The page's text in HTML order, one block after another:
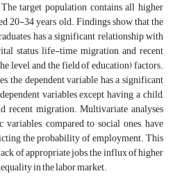
target population contains all higher
20-34 years old. Findings show that the
has a significant relationship with
status, life-time migration, and recent
level and the field of education) factors.
the dependent variable has a significant
variables except having a child,
recent migration. Multivariate analyses
compared to social ones, have
the probability of employment. This
of appropriate jobs, the influx of higher
in the labor market.